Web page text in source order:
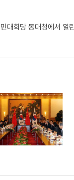
대회당 동대청에서